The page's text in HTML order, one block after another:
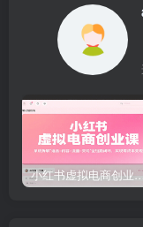
小红书虚拟电商创业课，系统拆解选